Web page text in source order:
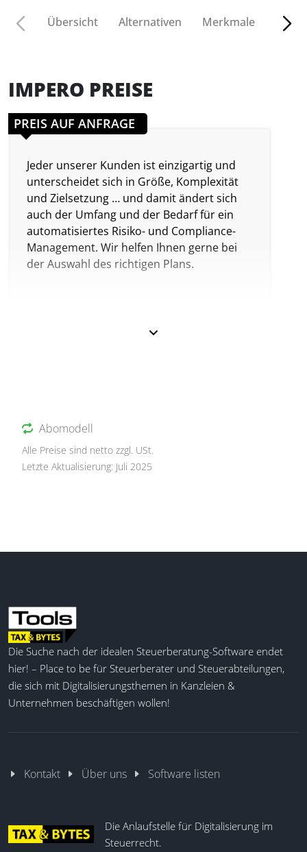
Übersicht Alternativen Merkmale
IMPERO PREISE
PREIS AUF ANFRAGE
Jeder unserer Kunden ist einzigartig und
unterscheidet sich in Größe, Komplexität
und Zielsetzung … und damit ändert sich
auch der Umfang und der Bedarf für ein
automatisiertes Risiko- und Compliance-
Management. Wir helfen Ihnen gerne bei
der Auswahl des richtigen Plans.
Abomodell
Alle Preise sind netto zzgl. USt.
Letzte Aktualisierung: Juli 2025
Die Suche nach der idealen Steuerberatung-Software endet
hier! – Place to be für Steuerberater und Steuerabteilungen,
die sich mit Digitalisierungsthemen in Kanzleien &
Unternehmen beschäftigen wollen!
Kontakt Über uns Software listen
Die Anlaufstelle für Digitalisierung im
Steuerrecht.